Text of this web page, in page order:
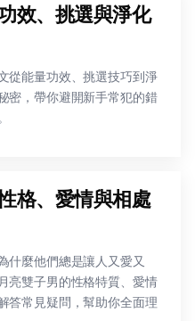
效、挑選與淨化
從能量功效、挑選技巧到淨
密，帶你避開新手常犯的錯
格、愛情與相處
什麼他們總是讓人又愛又
亮雙子男的性格特質、愛情
答常見疑問，幫助你全面理